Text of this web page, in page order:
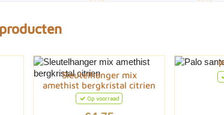
Sleutelhanger mix
amethist bergkristal citrien
Op voorraad